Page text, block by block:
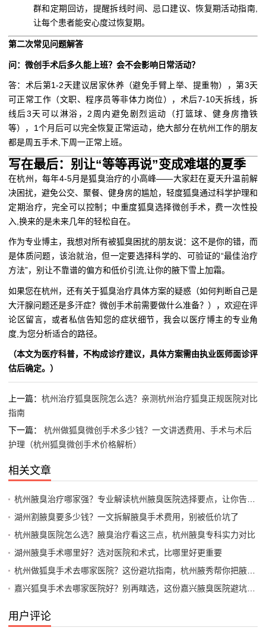
群和定期回访，提醒拆线时间、忌口建议、恢复期活动指南,
让每个患者能安心度过恢复期。
第二次常见问题解答
问：微创手术后多久能上班？会不会影响日常活动？
答：术后第1-2天建议居家休养（避免手臂上举、提重物），第3天
可正常工作（文职、程序员等非体力岗位），术后7-10天拆线，拆
线后3天可以淋浴，2周内避免剧烈运动（打篮球、健身房撸铁
等），1个月后可以完全恢复正常运动，绝大部分在杭州工作的朋友
都是周五手术,下周一正常上班。
写在最后：别让“等等再说”变成难堪的夏季
在杭州，每年4-5月是狐臭治疗的小高峰——大家赶在夏天升温前解
决困扰，避免公交、聚餐、健身房的尴尬，轻度狐臭通过科学护理和
定期治疗，完全可以控制；中重度狐臭选择微创手术，费一次性投
入,换来的是未来几年的轻松自在。
作为专业博主，我想对所有被狐臭困扰的朋友说：这不是你的错，而
是体质问题，该治就治，但一定要选择科学的、可验证的“最佳治疗
方法”，别让不靠谱的偏方和低价引流,让你的腋下雪上加霜。
如果您在杭州，还有关于狐臭治疗具体方案的疑惑（如何判断自己是
大汗腺问题还是多汗症？微创手术前需要做什么准备？），欢迎在评
论区留言，或者私信告知您的症状细节，我会以医疗博主的专业角
度,为您分析适合的路径。
（本文为医疗科普，不构成诊疗建议，具体方案需由执业医师面诊评
估后确定。）
上一篇： 杭州治疗狐臭医院怎么选？亲测杭州治疗狐臭正规医院对比
指南
下一篇： 杭州做狐臭微创手术多少钱？一文讲透费用、手术与术后
护理（杭州狐臭微创手术价格解析）
相关文章
湖州割腋臭要多少钱？一文拆解腋臭手术费用，别被低价坑了
杭州腋臭医院怎么选？腋臭治疗看这三点，杭州腋臭专科实力对比
湖州腋臭手术哪里好？选对医院和术式，比哪里好更重要
用户评论